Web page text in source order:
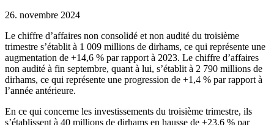
26. novembre 2024
Le chiffre d’affaires non consolidé et non audité du troisième
trimestre s’établit à 1 009 millions de dirhams, ce qui représente une
augmentation de +14,6 % par rapport à 2023. Le chiffre d’affaires
non audité à fin septembre, quant à lui, s’établit à 2 790 millions de
dirhams, ce qui représente une progression de +1,4 % par rapport à
l’année antérieure.
En ce qui concerne les investissements du troisième trimestre, ils
s’établissent à 40 millions de dirhams en hausse de +23,6 % par